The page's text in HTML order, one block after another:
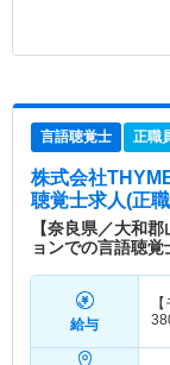
言語聴覚士 正職
株式会社
聴覚士求人(正
【奈良県／大和
ョンでの言語聴
給与